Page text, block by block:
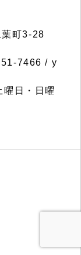
葉町3-28
7466 / y
日・日曜